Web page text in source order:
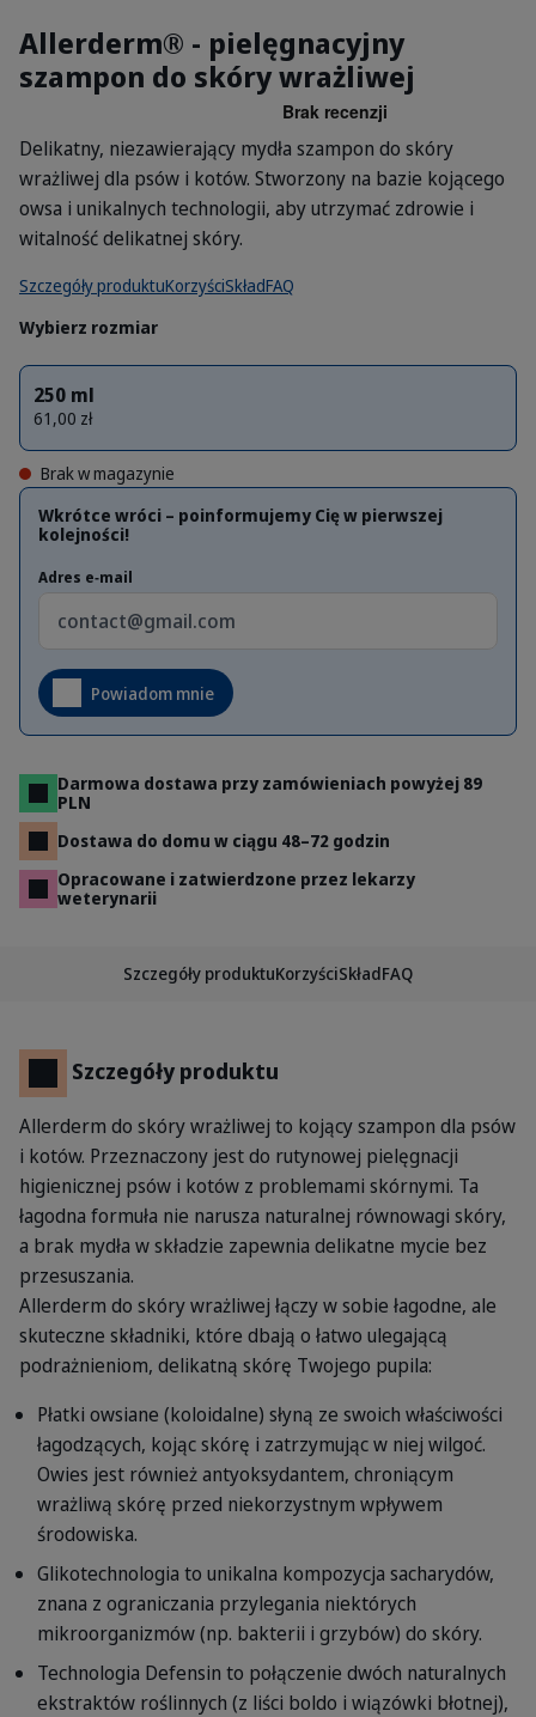
Allerderm® - pielęgnacyjny
szampon do skóry wrażliwej
Delikatny, niezawierający mydła szampon do skóry
wrażliwej dla psów i kotów. Stworzony na bazie kojącego
owsa i unikalnych technologii, aby utrzymać zdrowie i
witalność delikatnej skóry.
Szczegóły produktuKorzyściSkładFAQ
Wybierz rozmiar
250 ml
61,00 zł
Brak w magazynie
Wkrótce wróci – poinformujemy Cię w pierwszej
kolejności!
Adres e‑mail
Powiadom mnie
Darmowa dostawa przy zamówieniach powyżej 89
PLN
Dostawa do domu w ciągu 48–72 godzin
Opracowane i zatwierdzone przez lekarzy
weterynarii
Szczegóły produktuKorzyściSkładFAQ
Szczegóły produktu
Allerderm do skóry wrażliwej to kojący szampon dla psów
i kotów. Przeznaczony jest do rutynowej pielęgnacji
higienicznej psów i kotów z problemami skórnymi. Ta
łagodna formuła nie narusza naturalnej równowagi skóry,
a brak mydła w składzie zapewnia delikatne mycie bez
przesuszania.
Allerderm do skóry wrażliwej łączy w sobie łagodne, ale
skuteczne składniki, które dbają o łatwo ulegającą
podrażnieniom, delikatną skórę Twojego pupila:
Płatki owsiane (koloidalne) słyną ze swoich właściwości
łagodzących, kojąc skórę i zatrzymując w niej wilgoć.
Owies jest również antyoksydantem, chroniącym
wrażliwą skórę przed niekorzystnym wpływem
środowiska.
Glikotechnologia to unikalna kompozycja sacharydów,
znana z ograniczania przylegania niektórych
mikroorganizmów (np. bakterii i grzybów) do skóry.
Technologia Defensin to połączenie dwóch naturalnych
ekstraktów roślinnych (z liści boldo i wiązówki błotnej),